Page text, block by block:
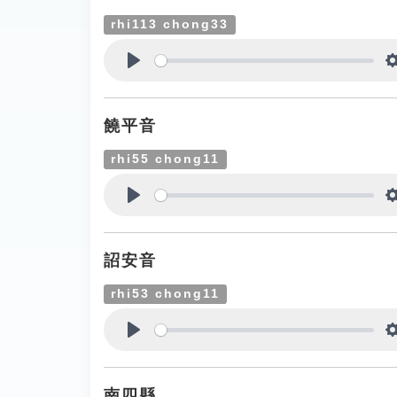
rhi113 chong33
饒平音
rhi55 chong11
詔安音
rhi53 chong11